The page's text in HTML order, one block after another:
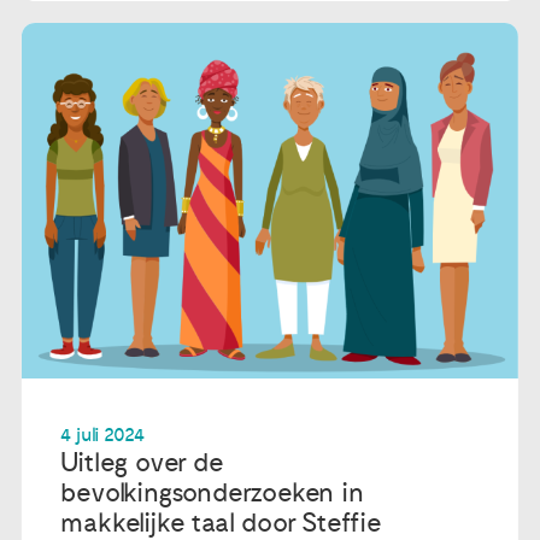
4 juli 2024
Uitleg over de
bevolkingsonderzoeken in
makkelijke taal door Steffie